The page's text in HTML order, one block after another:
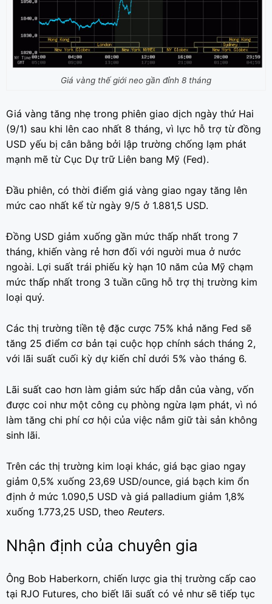
Giá vàng thế giới neo gần đỉnh 8 tháng
Giá vàng tăng nhẹ trong phiên giao dịch ngày thứ Hai
(9/1) sau khi lên cao nhất 8 tháng, vì lực hỗ trợ từ đồng
USD yếu bị cân bằng bởi lập trường chống lạm phát
mạnh mẽ từ Cục Dự trữ Liên bang Mỹ (Fed).
Đầu phiên, có thời điểm giá vàng giao ngay tăng lên
mức cao nhất kể từ ngày 9/5 ở 1.881,5 USD.
Đồng USD giảm xuống gần mức thấp nhất trong 7
tháng, khiến vàng rẻ hơn đối với người mua ở nước
ngoài. Lợi suất trái phiếu kỳ hạn 10 năm của Mỹ chạm
mức thấp nhất trong 3 tuần cũng hỗ trợ thị trường kim
loại quý.
Các thị trường tiền tệ đặc cược 75% khả năng Fed sẽ
tăng 25 điểm cơ bản tại cuộc họp chính sách tháng 2,
với lãi suất cuối kỳ dự kiến ​​chỉ dưới 5% vào tháng 6.
Lãi suất cao hơn làm giảm sức hấp dẫn của vàng, vốn
được coi như một công cụ phòng ngừa lạm phát, vì nó
làm tăng chi phí cơ hội của việc nắm giữ tài sản không
sinh lãi.
Trên các thị trường kim loại khác, giá bạc giao ngay
giảm 0,5% xuống 23,69 USD/ounce, giá bạch kim ổn
định ở mức 1.090,5 USD và giá palladium giảm 1,8%
xuống 1.773,25 USD, theo Reuters.
Nhận định của chuyên gia
Ông Bob Haberkorn, chiến lược gia thị trường cấp cao
tại RJO Futures, cho biết lãi suất có vẻ như sẽ tiếp tục